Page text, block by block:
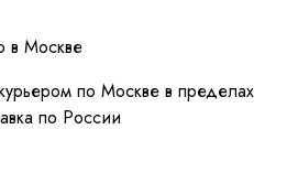
в Москве
по Москве в пределах
по России